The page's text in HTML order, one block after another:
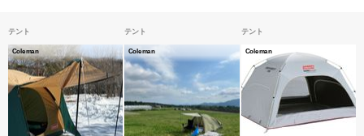
テント
Coleman
テント
Coleman
テント
Coleman